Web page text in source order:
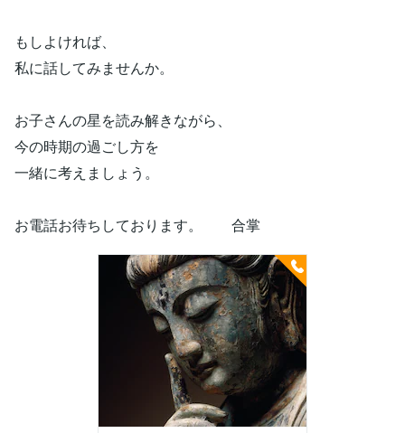
もしよければ、
私に話してみませんか。
お子さんの星を読み解きながら、
今の時期の過ごし方を
一緒に考えましょう。
お電話お待ちしております。 合掌